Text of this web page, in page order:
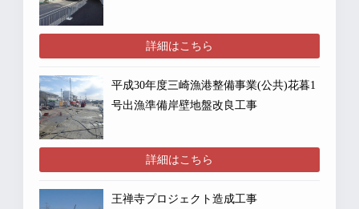
詳細はこちら
平成30年度三崎漁港整備事業(公共)花暮1
号出漁準備岸壁地盤改良工事
詳細はこちら
王禅寺プロジェクト造成工事